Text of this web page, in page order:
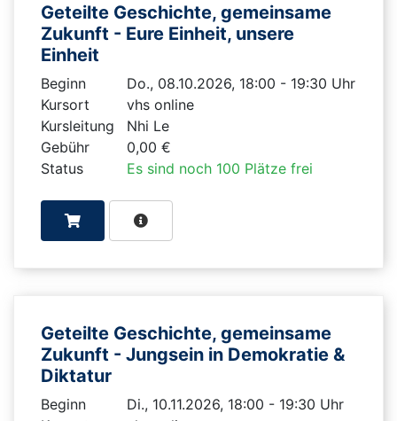
Geteilte Geschichte, gemeinsame
Zukunft - Eure Einheit, unsere
Einheit
Beginn
Do., 08.10.2026, 18:00 - 19:30 Uhr
Kursort
vhs online
Kursleitung
Nhi Le
Gebühr
0,00 €
Status
Es sind noch 100 Plätze frei
Geteilte Geschichte, gemeinsame
Zukunft - Jungsein in Demokratie &
Diktatur
Beginn
Di., 10.11.2026, 18:00 - 19:30 Uhr